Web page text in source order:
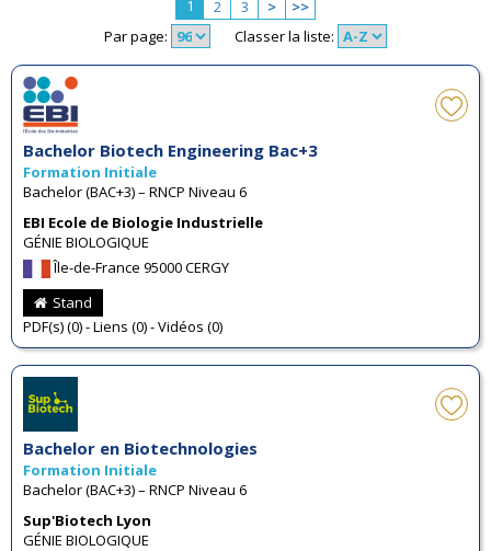
1 2 3 >
>>
Par page:
Classer la liste:
Bachelor Biotech Engineering Bac+3
Formation Initiale
Bachelor (BAC+3) – RNCP Niveau 6
EBI Ecole de Biologie Industrielle
GÉNIE BIOLOGIQUE
Île-de-France 95000 CERGY
Stand
PDF(s) (0) - Liens (0) - Vidéos (0)
Bachelor en Biotechnologies
Formation Initiale
Bachelor (BAC+3) – RNCP Niveau 6
Sup'Biotech Lyon
GÉNIE BIOLOGIQUE